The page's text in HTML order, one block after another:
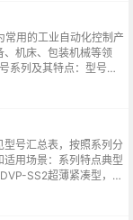
常用的工业自动化控制产
、机床、包装机械等领
系列及其特点：型号列
类型适用场景XC经济
号汇总表，按照系列分
用场景：系列特点典型
SS2超薄紧凑型，经
晶体管简单控制、小型